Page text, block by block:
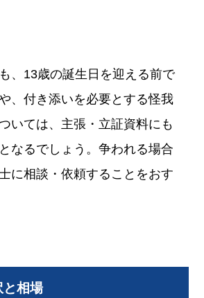
、13歳の誕生日を迎える前で
、付き添いを必要とする怪我
いては、主張・立証資料にも
なるでしょう。争われる場合
に相談・依頼することをおす
と相場